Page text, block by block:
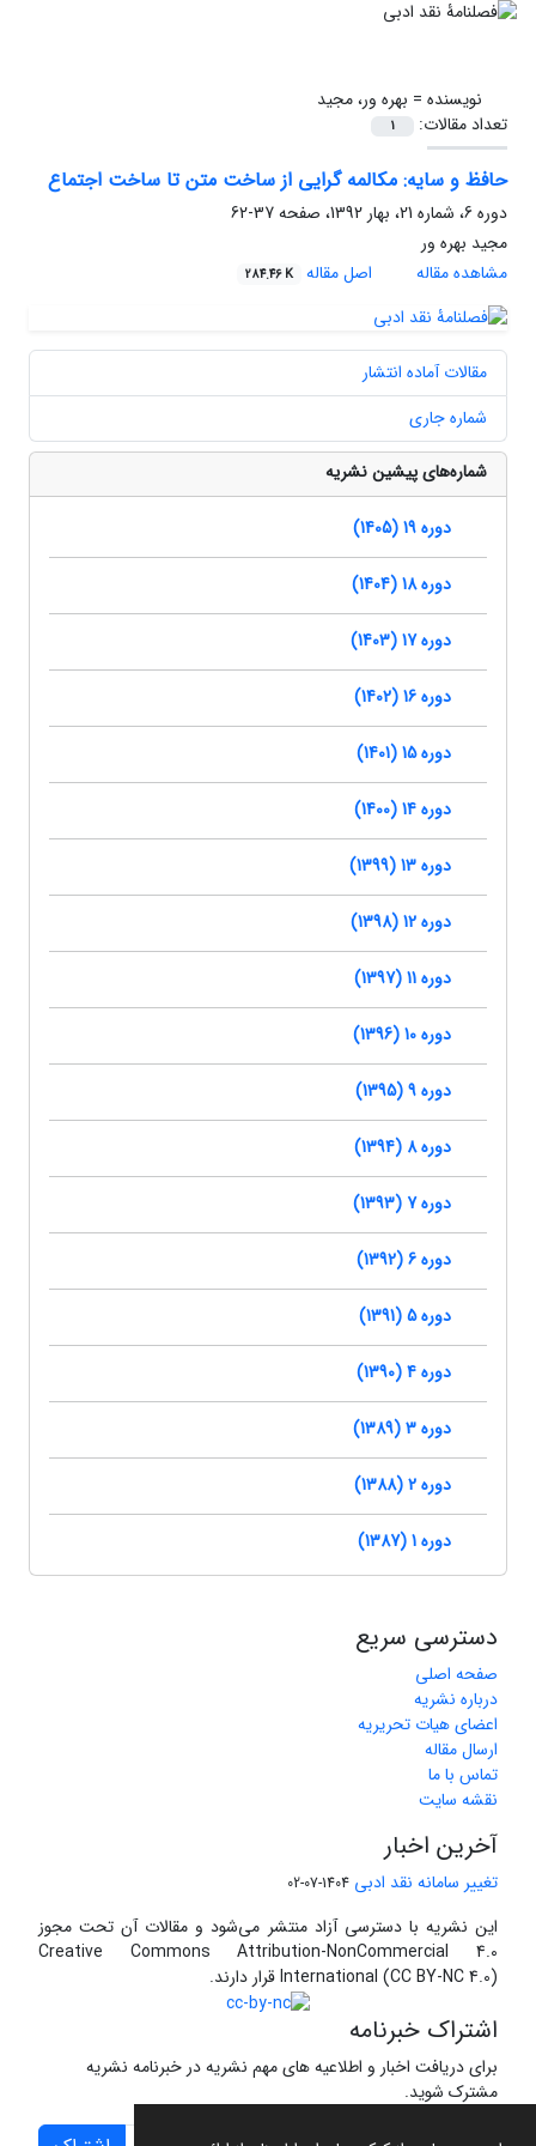
نویسنده = بهره ور، مجید
تعداد مقالات:
1
حافظ و سایه: مکالمه گرایی از ساخت متن تا ساخت اجتماع
دوره 6، شماره 21، بهار 1392، صفحه
37-62
مجید بهره ور
مشاهده مقاله
اصل مقاله 284.46 K
مقالات آماده انتشار
شماره جاری
شماره‌های پیشین نشریه
دوره 19 (1405)
دوره 18 (1404)
دوره 17 (1403)
دوره 16 (1402)
دوره 15 (1401)
دوره 14 (1400)
دوره 13 (1399)
دوره 12 (1398)
دوره 11 (1397)
دوره 10 (1396)
دوره 9 (1395)
دوره 8 (1394)
دوره 7 (1393)
دوره 6 (1392)
دوره 5 (1391)
دوره 4 (1390)
دوره 3 (1389)
دوره 2 (1388)
دوره 1 (1387)
دسترسی سریع
صفحه اصلی
درباره نشریه
اعضای هیات تحریریه
ارسال مقاله
تماس با ما
نقشه سایت
آخرین اخبار
تغییر سامانه نقد ادبی 1404-07-02
این نشریه با دسترسی آزاد منتشر می‌شود و مقالات آن تحت مجوز
Creative Commons Attribution-NonCommercial 4.0
International (CC BY-NC 4.0) قرار دارند.
اشتراک خبرنامه
برای دریافت اخبار و اطلاعیه های مهم نشریه در خبرنامه نشریه
مشترک شوید.